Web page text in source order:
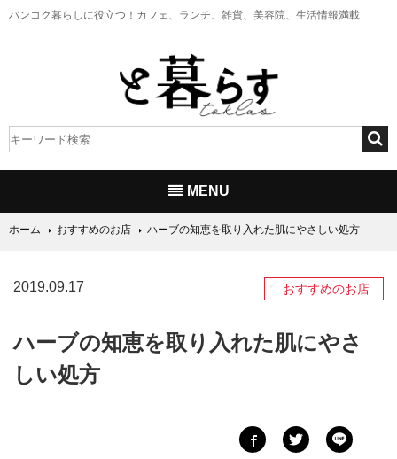
バンコク暮らしに役立つ！ カフェ、ランチ、雑貨、美容院、生活情報満載
MENU
ホーム おすすめのお店 ハーブの知恵を取り入れた肌にやさしい処方
2019.09.17 おすすめのお店
ハーブの知恵を取り入れた肌にやさ
しい処方